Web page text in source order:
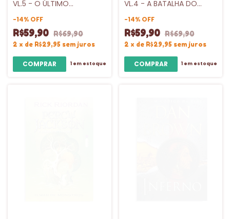
VL.5 - O ÚLTIMO
INTRINSECA
-14% OFF
R$59,90 R$69,90
2 x de R$29,95 sem juros
1 em estoque
VL.4 - A BATALHA DO
-14% OFF
R$59,90 R$69,90
2 x de R$29,95 sem juros
1 em estoque